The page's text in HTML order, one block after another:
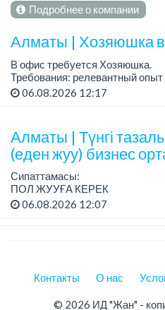
Подробнее о компании
Алматы | Хозяюшка
В офис требуется Хозяюшка.
Требования: релевантный опыт
График работы: 5/2.
06.08.2026 12:17
Алматы | Түнгі
(еден жуу) бизнес
Сипаттамасы:
ПОЛ ЖУУҒА КЕРЕК
Офис Аль Фараби 11/1,
Айлық 2...
06.08.2026 12:07
Контакты О нас
© 2026 ИД "Жан" -